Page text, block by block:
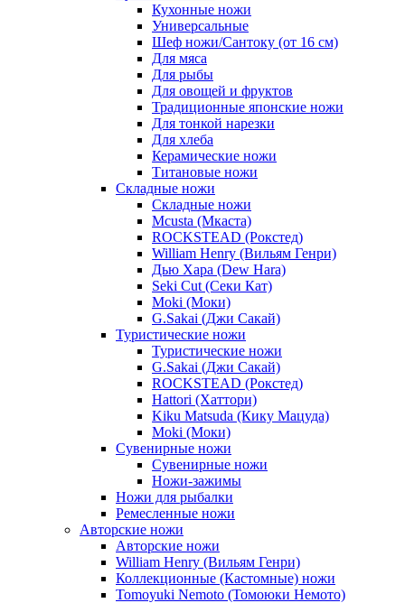
Кухонные ножи
Универсальные
Шеф ножи/Сантоку (от 16 см)
Для мяса
Для рыбы
Для овощей и фруктов
Традиционные японские ножи
Для тонкой нарезки
Для хлеба
Керамические ножи
Титановые ножи
Складные ножи
Складные ножи
Mcusta (Мкаста)
ROCKSTEAD (Рокстед)
William Henry (Вильям Генри)
Дью Хара (Dew Hara)
Seki Cut (Секи Кат)
Moki (Моки)
G.Sakai (Джи Сакай)
Туристические ножи
Туристические ножи
G.Sakai (Джи Сакай)
ROCKSTEAD (Рокстед)
Hattori (Хаттори)
Kiku Matsuda (Кику Мацуда)
Moki (Моки)
Сувенирные ножи
Сувенирные ножи
Ножи-зажимы
Ножи для рыбалки
Ремесленные ножи
Авторские ножи
Авторские ножи
William Henry (Вильям Генри)
Коллекционные (Кастомные) ножи
Tomoyuki Nemoto (Томоюки Немото)